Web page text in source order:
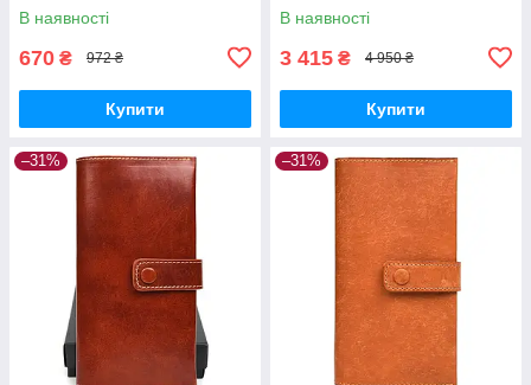
В наявності
670 ₴ 972 ₴
Купити
В наявності
3 415 ₴ 4 950 ₴
Купити
–31% –31%